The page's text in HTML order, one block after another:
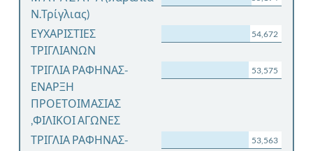
Ν.Τρίγλιας)
ΕΥΧΑΡΙΣΤΙΕΣ
ΤΡΙΓΛΙΑΝΩΝ
54,672
ΤΡΙΓΛΙΑ ΡΑΦΗΝΑΣ-
ΕΝΑΡΞΗ
ΠΡΟΕΤΟΙΜΑΣΙΑΣ
,ΦΙΛΙΚΟΙ ΑΓΩΝΕΣ
53,575
ΤΡΙΓΛΙΑ ΡΑΦΗΝΑΣ-
53,563